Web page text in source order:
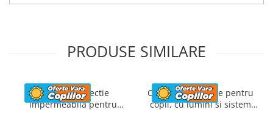
PRODUSE SIMILARE
Husa de protectie
impermeabila pentru
Casca de protectie pentru
copii, cu lumini si sistem